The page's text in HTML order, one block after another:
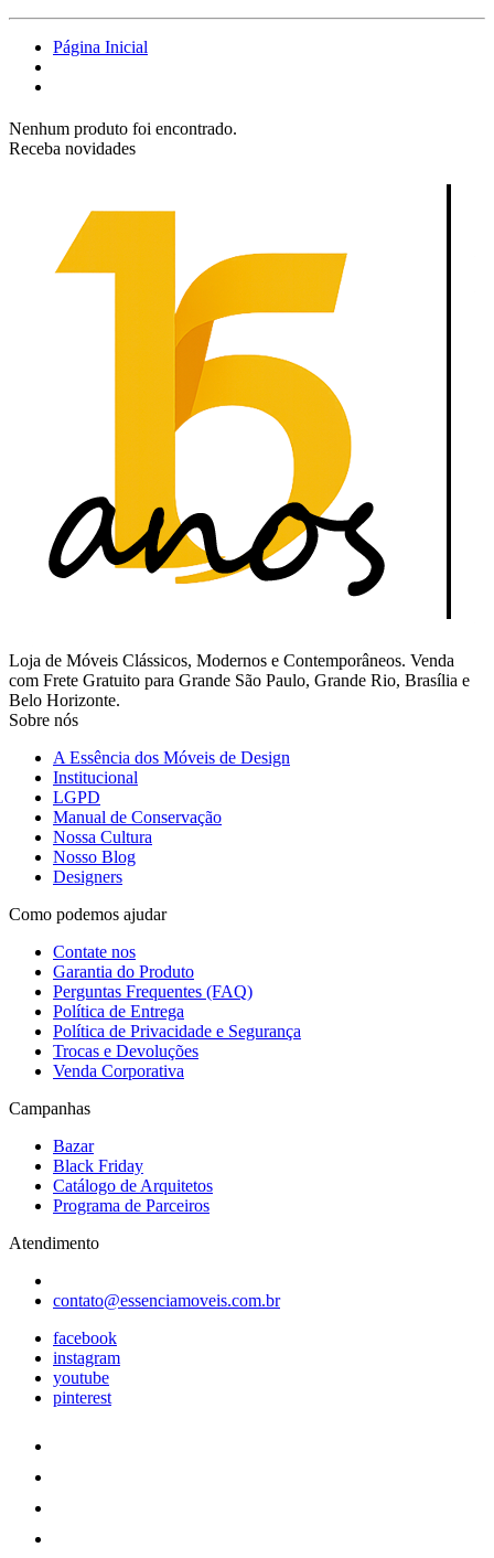
Página Inicial
Nenhum produto foi encontrado.
Receba novidades
Loja de Móveis Clássicos, Modernos e Contemporâneos. Venda
com Frete Gratuito para Grande São Paulo, Grande Rio, Brasília e
Belo Horizonte.
Sobre nós
A Essência dos Móveis de Design
Institucional
LGPD
Manual de Conservação
Nossa Cultura
Nosso Blog
Designers
Como podemos ajudar
Contate nos
Garantia do Produto
Perguntas Frequentes (FAQ)
Política de Entrega
Política de Privacidade e Segurança
Trocas e Devoluções
Venda Corporativa
Campanhas
Bazar
Black Friday
Catálogo de Arquitetos
Programa de Parceiros
Atendimento
contato@essenciamoveis.com.br
facebook
instagram
youtube
pinterest